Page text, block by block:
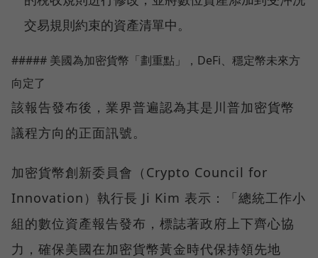
交易規則約束的資產清單中。
##### 美國為加密貨幣「劃重點」，DeFi、穩定幣未來方
向定了
該報告發布後，業界普遍認為其是川普加密貨幣
議程方向的正面訊號。
加密貨幣創新委員會（Crypto Council for
Innovation）執行長 Ji Kim 表示：「總統工作小
組的數位資產報告發布，標誌著政府上下齊心協
力，確保美國在加密貨幣黃金時代保持領先地